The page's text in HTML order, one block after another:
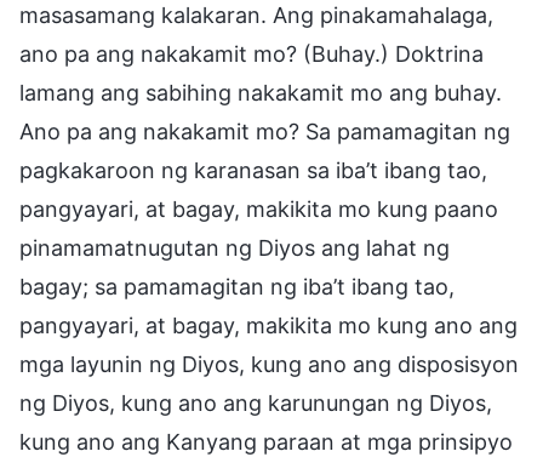
masasamang kalakaran. Ang pinakamahalaga,
ano pa ang nakakamit mo? (Buhay.) Doktrina
lamang ang sabihing nakakamit mo ang buhay.
Ano pa ang nakakamit mo? Sa pamamagitan ng
pagkakaroon ng karanasan sa iba’t ibang tao,
pangyayari, at bagay, makikita mo kung paano
pinamamatnugutan ng Diyos ang lahat ng
bagay; sa pamamagitan ng iba’t ibang tao,
pangyayari, at bagay, makikita mo kung ano ang
mga layunin ng Diyos, kung ano ang disposisyon
ng Diyos, kung ano ang karunungan ng Diyos,
kung ano ang Kanyang paraan at mga prinsipyo